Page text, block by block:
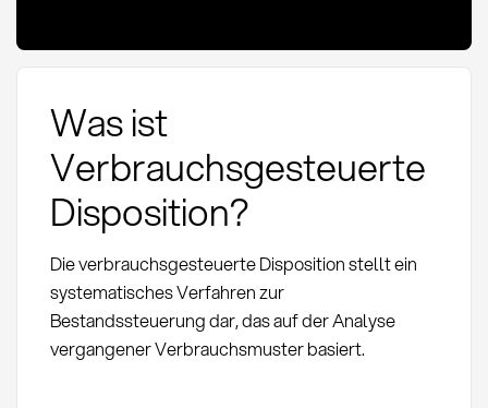
Was ist
Verbrauchsgesteuerte
Disposition?
Die verbrauchsgesteuerte Disposition stellt ein
systematisches Verfahren zur
Bestandssteuerung dar, das auf der Analyse
vergangener Verbrauchsmuster basiert.